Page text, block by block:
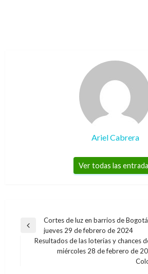
Ariel Cabrera
Ver todas las
Navegación
entradas
Entrada
anterior
Cortes de luz en barrios de
jueves 29 de febrero de 2024
Resultados de las loterías y chances
miércoles 28 de febrero de